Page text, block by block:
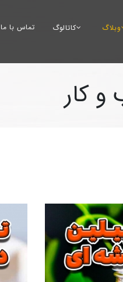
وبلاگ کاتالوگ تماس با ما
کار